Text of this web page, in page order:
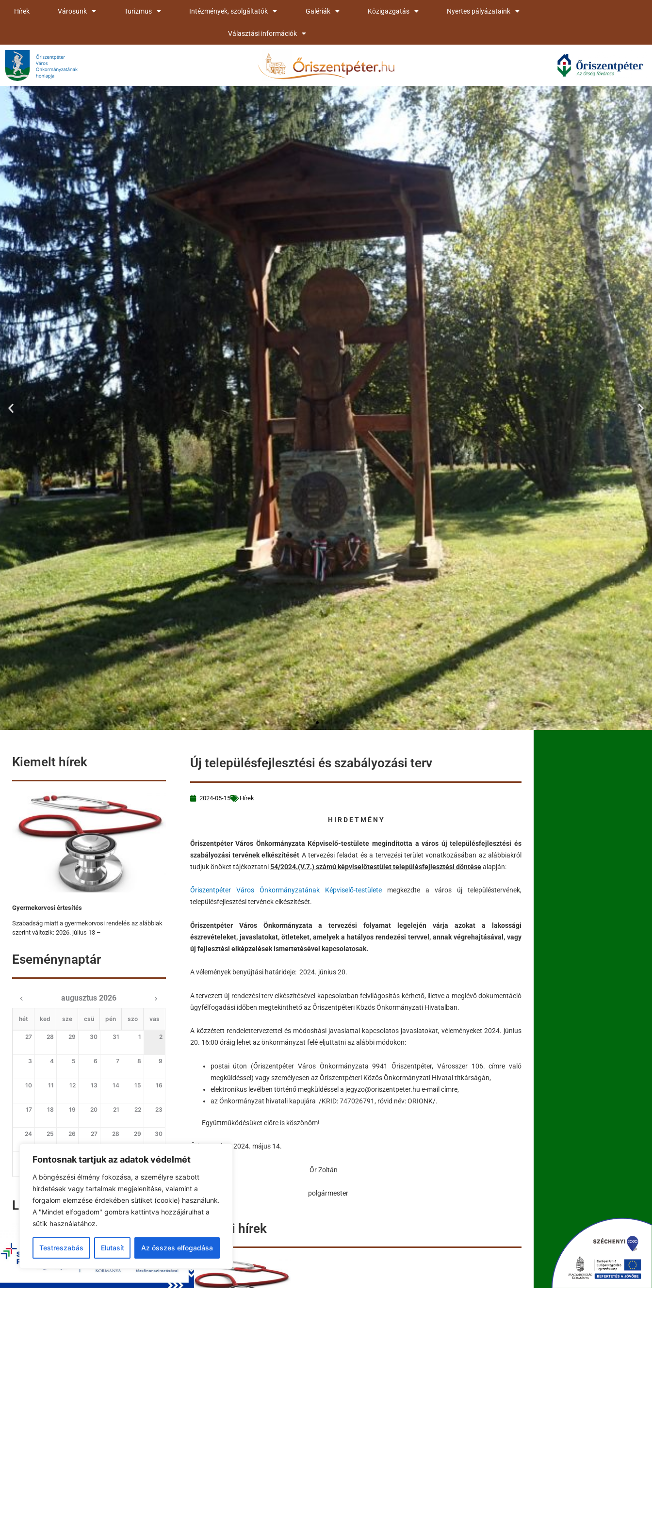
Fontosnak tartjuk az adatok védelmét
A böngészési élmény fokozása, a személyre szabott
hirdetések vagy tartalmak megjelenítése, valamint a
forgalom elemzése érdekében sütiket (cookie) használunk.
A "Mindet elfogadom" gombra kattintva hozzájárulhat a
sütik használatához.
Testreszabás Elutasít Az összes elfogadása
Hírek Városunk Turizmus Intézmények, szolgáltatók Galériák Közigazgatás Nyertes pályázataink
Választási információk
Kiemelt hírek
Gyermekorvosi értesítés
Szabadság miatt a gyermekorvosi rendelés az alábbiak
szerint változik: 2026. július 13 –
Eseménynaptár
augusztus 2026
hét ked sze csü pén szo vas
27 28 29 30 31 1 2
3 4 5 6 7 8 9
10 11 12 13 14 15 16
17 18 19 20 21 22 23
24 25 26 27 28 29 30
1 2 3 4 5 6
Legutóbbi pályázat
Új településfejlesztési és szabályozási terv
2024-05-15 Hírek
H I R D E T M É N Y
Őriszentpéter Város Önkormányzata Képviselő-testülete megindította a város új településfejlesztési és
szabályozási tervének elkészítését A tervezési feladat és a tervezési terület vonatkozásában az alábbiakról
tudjuk önöket tájékoztatni54/2024.(V.7.) számú képviselőtestület településfejlesztési döntésealapján:
Őriszentpéter Város Önkormányzatának Képviselő-testülete megkezdte a város új településtervének,
településfejlesztési tervének elkészítését.
Őriszentpéter Város Önkormányzata a tervezési folyamat legelején várja azokat a lakossági
észrevételeket, javaslatokat, ötleteket, amelyek a hatályos rendezési tervvel, annak végrehajtásával, vagy
új fejlesztési elképzelések ismertetésével kapcsolatosak.
A vélemények benyújtási határideje: 2024. június 20.
A tervezett új rendezési terv elkészítésével kapcsolatban felvilágosítás kérhető, illetve a meglévő dokumentáció
ügyfélfogadási időben megtekinthető az Őriszentpéteri Közös Önkormányzati Hivatalban.
A közzétett rendelettervezettel és módosítási javaslattal kapcsolatos javaslatokat, véleményeket 2024. június
20. 16:00 óráig lehet az önkormányzat felé eljuttatni az alábbi módokon:
postai úton (Őriszentpéter Város Önkormányzata 9941 Őriszentpéter, Városszer 106. címre való
megküldéssel) vagy személyesen az Őriszentpéteri Közös Önkormányzati Hivatal titkárságán,
elektronikus levélben történő megküldéssel a jegyzo@oriszentpeter.hu e-mail címre,
az Önkormányzat hivatali kapujára /KRID: 747026791, rövid név: ORIONK/.
Együttműködésüket előre is köszönöm!
Őriszentpéter, 2024. május 14.
Őr Zoltán
polgármester
További hírek